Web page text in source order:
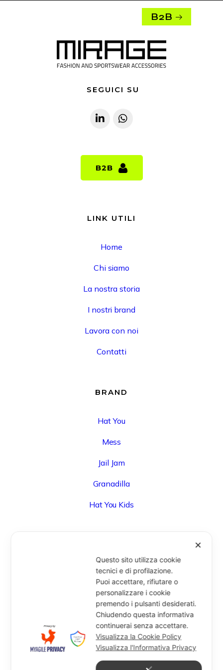
B2B
SEGUICI SU
B2B
B2B
LINK UTILI
Home
Chi siamo
La nostra storia
I nostri brand
Lavora con noi
Contatti
BRAND
Hat You
Mess
Jail Jam
Granadilla
Hat You Kids
Via Degli Speziali, 161 (Blocco 32 Centergross) -
40050 Funo di Argelato (BO) - Italy
info@miragesrl.com
+39 051 8651711
✕
Questo sito utilizza cookie
tecnici e di profilazione.
Puoi accettare, rifiutare o
personalizzare i cookie
premendo i pulsanti desiderati.
Chiudendo questa informativa
continuerai senza accettare.
Visualizza la Cookie Policy
Visualizza l'Informativa Privacy